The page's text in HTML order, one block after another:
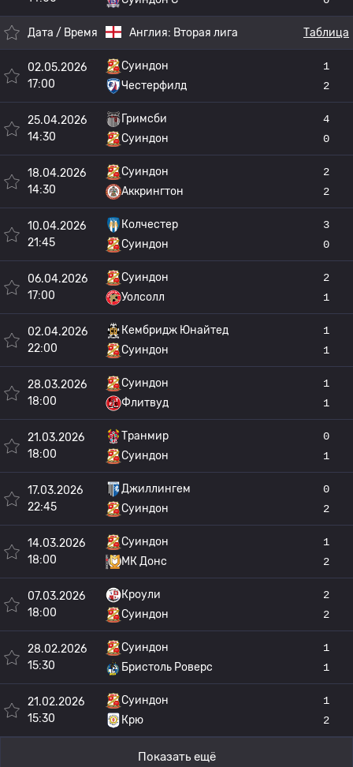
Дата / Время Англия: Вторая лига Таблица
02.05.2026
17:00
Суиндон
Честерфилд
1
2
25.04.2026
14:30
Гримсби
Суиндон
4
0
18.04.2026
14:30
Суиндон
Аккрингтон
2
2
10.04.2026
21:45
Колчестер
Суиндон
3
0
06.04.2026
17:00
Суиндон
Уолсолл
2
1
02.04.2026
22:00
Кембридж Юнайтед
Суиндон
1
1
28.03.2026
18:00
Суиндон
Флитвуд
1
1
21.03.2026
18:00
Транмир
Суиндон
0
1
17.03.2026
22:45
Джиллингем
Суиндон
0
2
14.03.2026
18:00
Суиндон
МК Донс
1
2
07.03.2026
18:00
Кроули
Суиндон
2
2
28.02.2026
15:30
Суиндон
Бристоль Роверс
1
1
21.02.2026
15:30
Суиндон
Крю
1
2
Показать ещё